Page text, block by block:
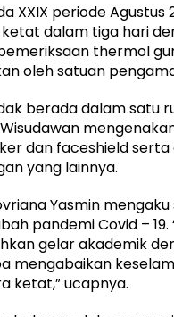
XXIX periode Agustus
dalam tiga hari
thermol
oleh satuan
berada dalam satu
dan faceshield serta
yang lainnya.
Yasmin
pandemi Covid – 19.
gelar akademik
mengabaikan
ketat,” ucapnya.